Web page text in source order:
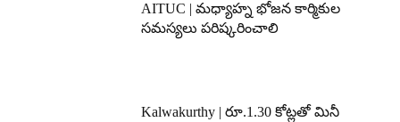
AITUC | మధ్యాహ్న భోజన కార్మికుల
సమస్యలు పరిష్కరించాలి
Kalwakurthy | రూ.1.30 కోట్లతో మినీ